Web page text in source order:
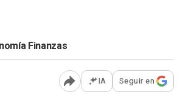
Finanzas
Abrir opciones para
IA Seguir en